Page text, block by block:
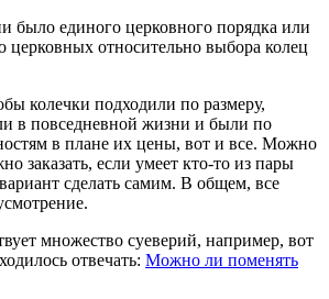
было единого церковного порядка или
церковных относительно выбора колец
колечки подходили по размеру,
в повседневной жизни и были по
в плане их цены, вот и все. Можно
заказать, если умеет кто-то из пары
сделать самим. В общем, все
множество суеверий, например, вот
отвечать: Можно ли поменять